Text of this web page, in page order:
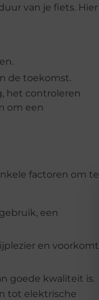
van je fiets. Hier
de toekomst.
het controleren
om een
factoren om te
een
en voorkomt
goede kwaliteit is.
tot elektrische